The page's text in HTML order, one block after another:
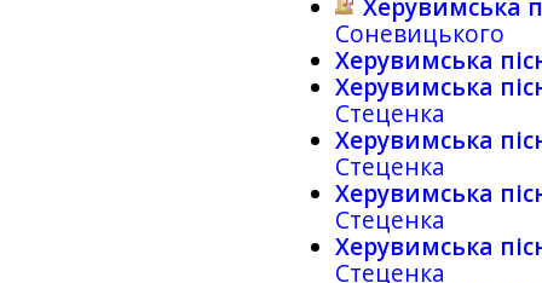
Херувимська
Соневицького
Херувимська
Херувимська
Стеценка
Херувимська
Стеценка
Херувимська
Стеценка
Херувимська
Стеценка